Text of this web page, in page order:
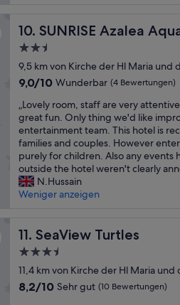
l
a
b
.
a
s
P
e
r
s
o
n
a
u
n
b
s
E
n
e
w
i
r
k
l
i
c
u
g
e
z
t
e
l
h
t
e
l
.
E
l
p
e
o
a
l
f
10. SUNRISE Azalea
SUNRISE Azalea Aqua Park
2.5-
Sterne-
Unterkunft
9,5 km von Kirche der Hl Maria und
9.0
10,
Wunderbar,
(4
Bewertungen)
9,0/10 Wunderbar (4 Bewertungen)
„
L
o
v
e
l
y
r
m
s
t
a
„Lovely room, staff are very
great fun. Only thing we'd like
entertainment team. This hotel is
families and couples. However
purely for children. Also any events
outside the hotel weren't clearly
N.Hussain
Weniger anzeigen
11. SeaView Turtles
SeaView Turtles
3.5-
Sterne-
Unterkunft
11,4 km von Kirche der Hl Maria
8.2
8,2/10 Sehr gut (10 Bewertungen)